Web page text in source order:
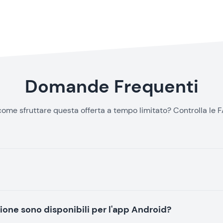
Domande Frequenti
sfruttare questa offerta a tempo limitato? Controlla le
sono disponibili per l'app Android?